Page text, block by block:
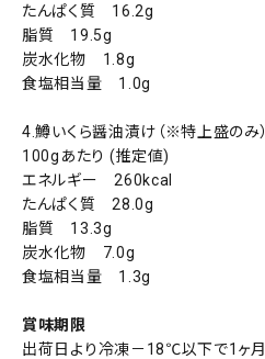
たんぱく質 16.2g
脂質 19.5g
炭水化物 1.8g
食塩相当量 1.0g
4.鱒いくら醤油漬け（※特上盛のみ）
100gあたり (推定値)
エネルギー 260kcal
たんぱく質 28.0g
脂質 13.3g
炭水化物 7.0g
食塩相当量 1.3g
賞味期限
出荷日より冷凍－18℃以下で1ヶ月